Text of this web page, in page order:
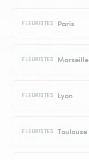
FLEURISTES Paris
FLEURISTES Marseille
FLEURISTES Lyon
FLEURISTES Toulouse